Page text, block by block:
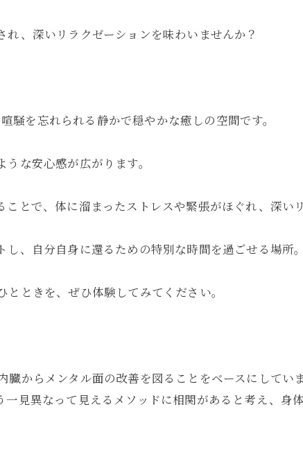
、深いリラクゼーションを味わいませんか？
を忘れられる静かで穏やかな癒しの空間です。
な安心感が広がります。
とで、体に溜まったストレスや緊張がほぐれ、深い
、自分自身に還るための特別な時間を過ごせる場所。
ときを、ぜひ体験してみてください。
からメンタル面の改善を図ることをベースにしてい
見異なって見えるメソッドに相関があると考え、身